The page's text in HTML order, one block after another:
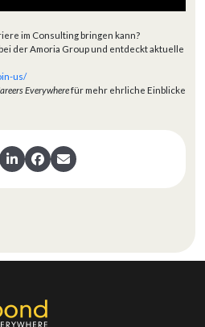
im Consulting bringen kann?
der Amoria Group und entdeckt aktuelle
us/
Everywherefür mehr ehrliche Einblicke